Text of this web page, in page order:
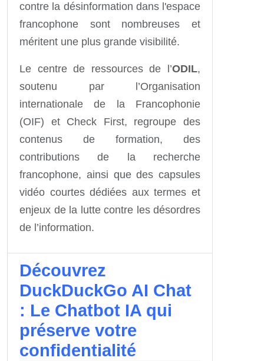
contre la désinformation dans l'espace
francophone sont nombreuses et
méritent une plus grande visibilité.
Le centre de ressources de l’ODIL,
soutenu par l’Organisation
internationale de la Francophonie
(OIF) et Check First, regroupe des
contenus de formation, des
contributions de la recherche
francophone, ainsi que des capsules
vidéo courtes dédiées aux termes et
enjeux de la lutte contre les désordres
de l’information.
Découvrez
DuckDuckGo AI Chat
: Le Chatbot IA qui
préserve votre
confidentialité